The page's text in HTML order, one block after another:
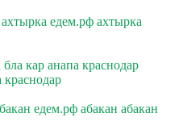
едем.рф ахтырка
кар анапа краснодар
краснодар
едем.рф абакан абакан